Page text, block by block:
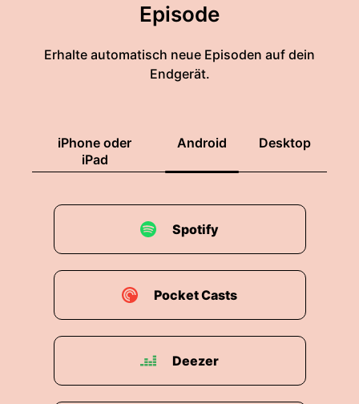
auf der Zuhörerseite.
noch eine persönliche ganz besondere Freude
hier sein zu dürfen Denn die Menschen das
00:02:06: Die haben ihre Heimat hier bei euch in
der Schweiz Und Sie sind sogar heute Abend
00:02:12: Das freut uns auch noch ganz
besonders und jetzt grüht sie miteinander, viel
Spaß!
00:02:18: Ja herzlich willkommen auch von
meiner Seite.
00:02:21: wir haben schon so viele
ausgezeichnete Vorträge gehört das jetzt
Episode
Erhalte automatisch neue Episoden auf dein
Endgerät.
iPhone oder
iPad
Android Desktop
Spotify
Pocket Casts
Deezer